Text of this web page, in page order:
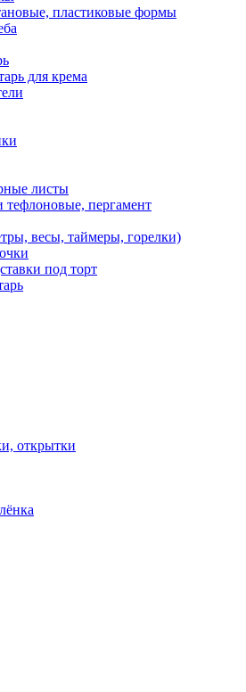
пластиковые формы
для крема
листы
пергамент
весы, таймеры, горелки)
под торт
открытки